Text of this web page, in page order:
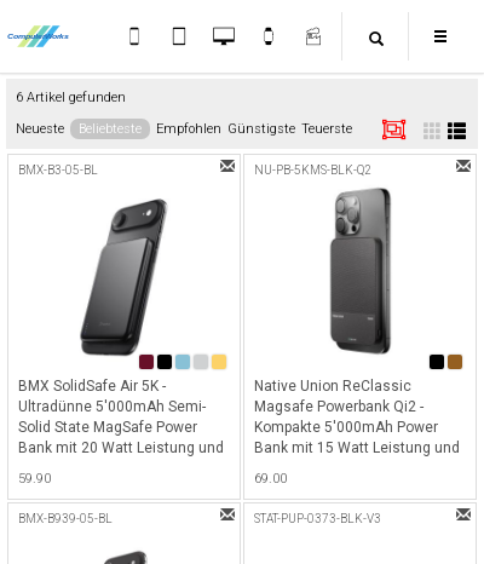
6 Artikel gefunden
Neueste Beliebteste Empfohlen Günstigste Teuerste
BMX-B3-05-BL
BMX SolidSafe Air 5K -
Ultradünne 5'000mAh Semi-
Solid State MagSafe Power
Bank mit 20 Watt Leistung und
59.90
NU-PB-5KMS-BLK-Q2
Native Union ReClassic
Magsafe Powerbank Qi2 -
Kompakte 5'000mAh Power
Bank mit 15 Watt Leistung und
69.00
BMX-B939-05-BL STAT-PUP-0373-BLK-V3